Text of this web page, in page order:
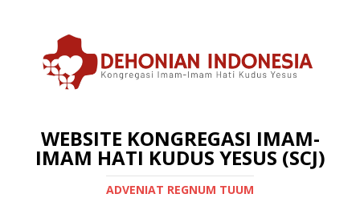
WEBSITE KONGREGASI IMAM-
IMAM HATI KUDUS YESUS (SCJ)
ADVENIAT REGNUM TUUM